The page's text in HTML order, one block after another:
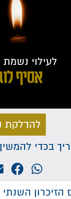
לעילוי
אסיף
להדלקת
בכדי